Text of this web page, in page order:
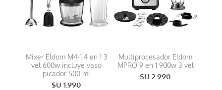
Mixer Eldom M4-1 4 en 1 3
vel 600w incluye vaso
picador 500 ml
$U 1.990
Multiprocesador Eldom
MPRO 9 en 1 900w 3 vel
$U 2.990